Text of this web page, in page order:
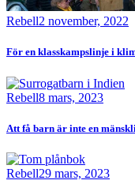
Rebell2 november, 2022
För en klasskampslinje i
Bild
Rebell8 mars, 2023
Att få barn är inte en
Bild
Rebell29 mars, 2023